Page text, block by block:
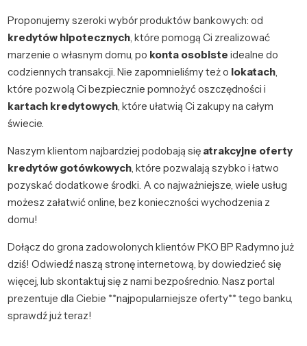
Proponujemy szeroki wybór produktów bankowych: od
kredytów hipotecznych, które pomogą Ci zrealizować
marzenie o własnym domu, po konta osobiste idealne do
codziennych transakcji. Nie zapomnieliśmy też o lokatach,
które pozwolą Ci bezpiecznie pomnożyć oszczędności i
kartach kredytowych, które ułatwią Ci zakupy na całym
świecie.
Naszym klientom najbardziej podobają się atrakcyjne oferty
kredytów gotówkowych, które pozwalają szybko i łatwo
pozyskać dodatkowe środki. A co najważniejsze, wiele usług
możesz załatwić online, bez konieczności wychodzenia z
domu!
Dołącz do grona zadowolonych klientów PKO BP Radymno już
dziś! Odwiedź naszą stronę internetową, by dowiedzieć się
więcej, lub skontaktuj się z nami bezpośrednio. Nasz portal
prezentuje dla Ciebie **najpopularniejsze oferty** tego banku,
sprawdź już teraz!